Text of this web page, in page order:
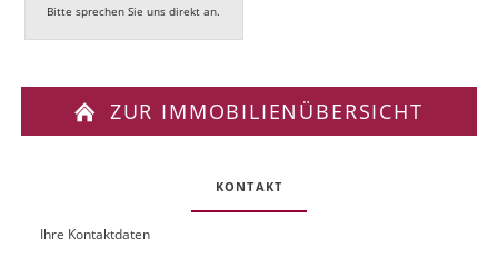
Bitte sprechen Sie uns direkt an.
ZUR IMMOBILIENÜBERSICHT
KONTAKT
OUIhre Kontaktdaten